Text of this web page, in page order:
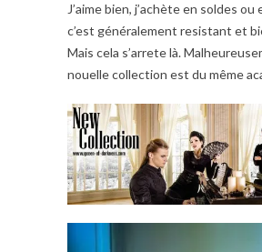
J’aime bien, j’achète en soldes ou
c’est généralement resistant et
Mais cela s’arrete là.
nouelle collection est du même